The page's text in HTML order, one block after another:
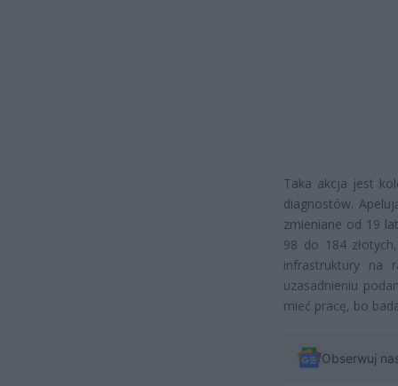
Taka akcja jest
diagnostów.
zmieniane od 19
98 do 184
infrastruktury na
uzasadnieniu
mieć pracę, bo
Obserwuj